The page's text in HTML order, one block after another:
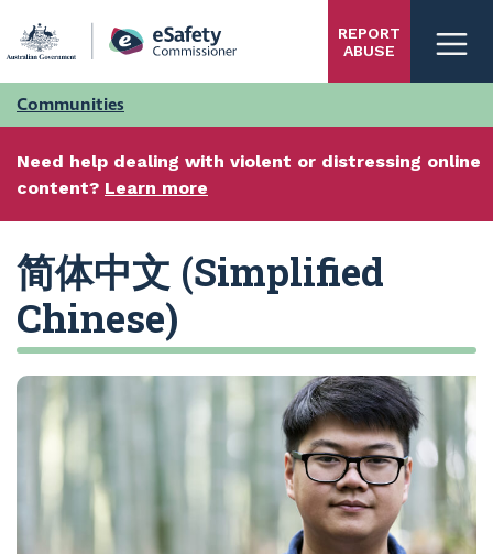
main
REPORT
ABUSE
Communities
Need help dealing with violent or distressing online
content? Learn more
简体中文 (Simplified
Chinese)